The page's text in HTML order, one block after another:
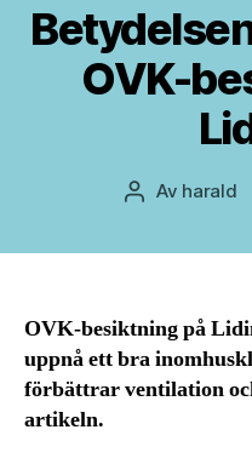
OVK-
Av harald
OVK-besiktning på
uppnå ett bra
förbättrar ventilation
artikeln.